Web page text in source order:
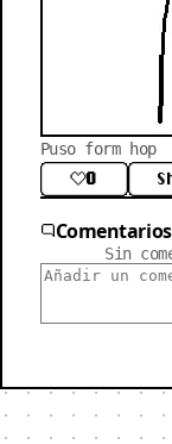
Puso form hop
0
Sin